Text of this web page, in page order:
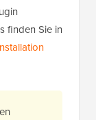
finden Sie in